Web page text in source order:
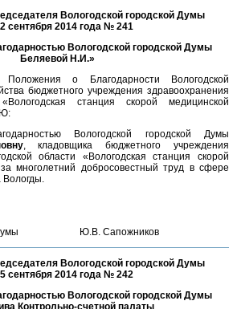
Вологодской городской Думы
сентября 2014 года № 241
Вологодской городской Думы
Беляевой Н.И.»
о Благодарности Вологодской
бюджетного учреждения здравоохранения
станция скорой медицинской
Вологодской городской Думы
, кладовщика бюджетного учреждения
области «Вологодская станция скорой
многолетний добросовестный труд в сфере
Вологды.
Ю.В. Сапожников
Вологодской городской Думы
сентября 2014 года № 242
Вологодской городской Думы
Контрольно-счетной палаты